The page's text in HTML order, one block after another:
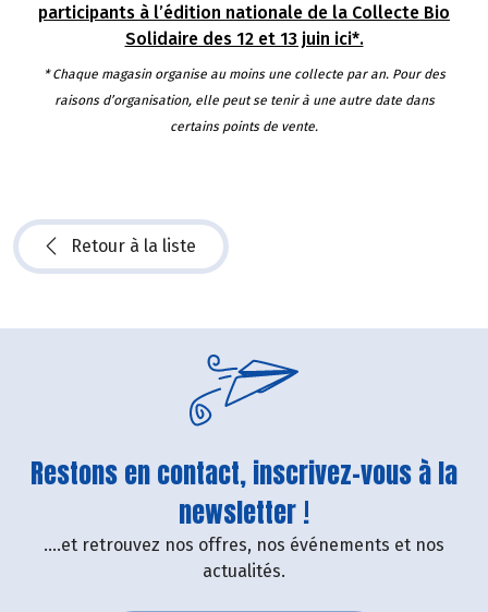
participants à l’édition nationale de la Collecte Bio
Solidaire des 12 et 13 juin ici*.
* Chaque magasin organise au moins une collecte par an. Pour des
raisons d’organisation, elle peut se tenir à une autre date dans
certains points de vente.
Retour à la liste
Restons en contact, inscrivez-vous à la
newsletter !
....et retrouvez nos offres, nos événements et nos
actualités.